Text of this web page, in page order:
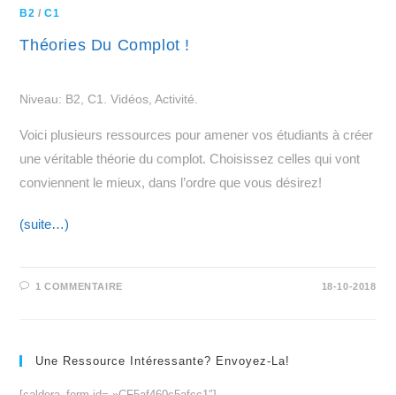
B2 /C1
Théories Du Complot !
Niveau: B2, C1. Vidéos, Activité.
Voici plusieurs ressources pour amener vos étudiants à créer
une véritable théorie du complot. Choisissez celles qui vont
conviennent le mieux, dans l’ordre que vous désirez!
(suite…)
1 COMMENTAIRE 18-10-2018
Une Ressource Intéressante? Envoyez-La!